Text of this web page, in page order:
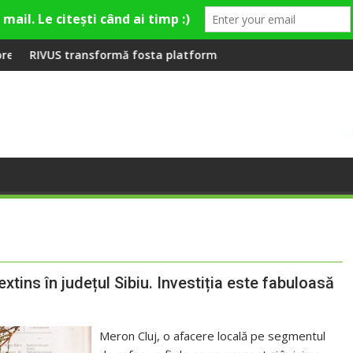
la Fashion Village
fosta platformă Carbochim într-un nou centru cultural și
în județul Sibiu. Investiția este fabuloasă
Meron Cluj, o afacere locală pe segmentul